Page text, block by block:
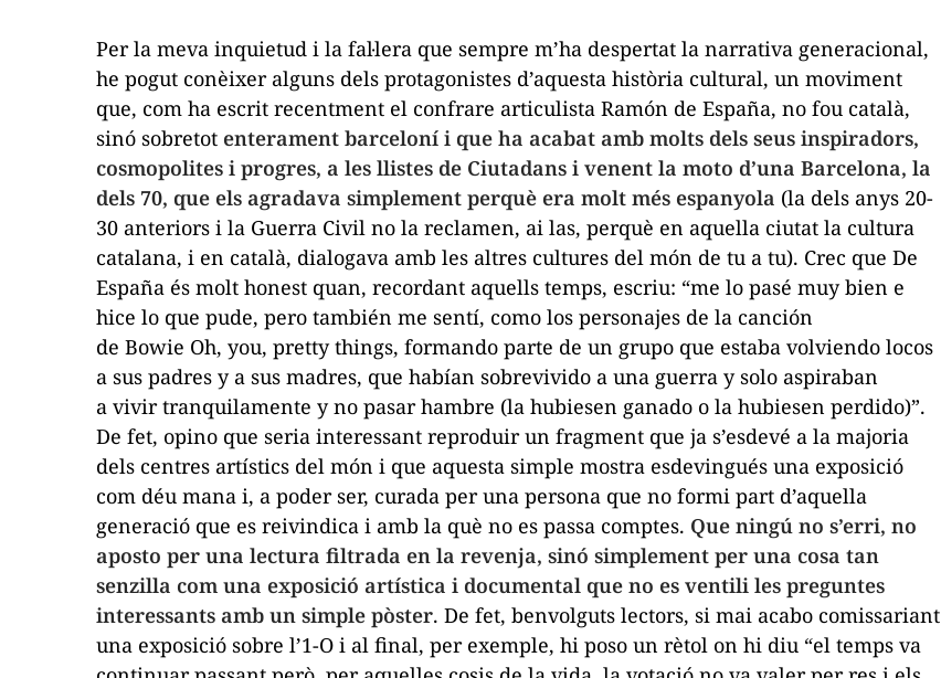
Per la meva inquietud i la fal·lera que sempre m’ha despertat la narrativa generacional,
he pogut conèixer alguns dels protagonistes d’aquesta història cultural, un moviment
que, com ha escrit recentment el confrare articulista Ramón de España, no fou català,
sinó sobretot enterament barceloní i que ha acabat amb molts dels seus inspiradors,
cosmopolites i progres, a les llistes de Ciutadans i venent la moto d’una Barcelona, la
dels 70, que els agradava simplement perquè era molt més espanyola (la dels anys 20-
30 anteriors i la Guerra Civil no la reclamen, ai las, perquè en aquella ciutat la cultura
catalana, i en català, dialogava amb les altres cultures del món de tu a tu). Crec que De
España és molt honest quan, recordant aquells temps, escriu: “me lo pasé muy bien e
hice lo que pude, pero también me sentí, como los personajes de la canción
de Bowie Oh, you, pretty things, formando parte de un grupo que estaba volviendo locos
a sus padres y a sus madres, que habían sobrevivido a una guerra y solo aspiraban
a vivir tranquilamente y no pasar hambre (la hubiesen ganado o la hubiesen perdido)”.
De fet, opino que seria interessant reproduir un fragment que ja s’esdevé a la majoria
dels centres artístics del món i que aquesta simple mostra esdevingués una exposició
com déu mana i, a poder ser, curada per una persona que no formi part d’aquella
generació que es reivindica i amb la què no es passa comptes. Que ningú no s’erri, no
aposto per una lectura filtrada en la revenja, sinó simplement per una cosa tan
senzilla com una exposició artística i documental que no es ventili les preguntes
interessants amb un simple pòster. De fet, benvolguts lectors, si mai acabo comissariant
una exposició sobre l’1-O i al final, per exemple, hi poso un rètol on hi diu “el temps va